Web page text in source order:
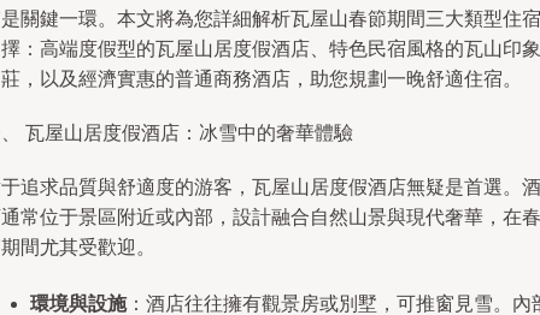
關鍵一環。本文將為您詳細解析瓦屋山春節期間三大類型住宿
：高端度假型的瓦屋山居度假酒店、特色民宿風格的瓦山印象
，以及經濟實惠的普通商務酒店，助您規劃一晚舒適住宿。
瓦屋山居度假酒店：冰雪中的奢華體驗
追求品質與舒適度的游客，瓦屋山居度假酒店無疑是首選。酒
常位于景區附近或內部，設計融合自然山景與現代奢華，在春
間尤其受歡迎。
環境與設施：酒店往往擁有觀景房或別墅，可推窗見雪。內